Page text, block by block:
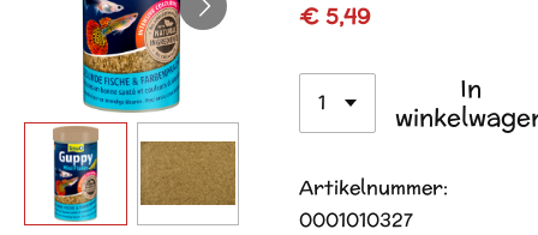
€ 5,49
In
Artikelnummer:
0001010327